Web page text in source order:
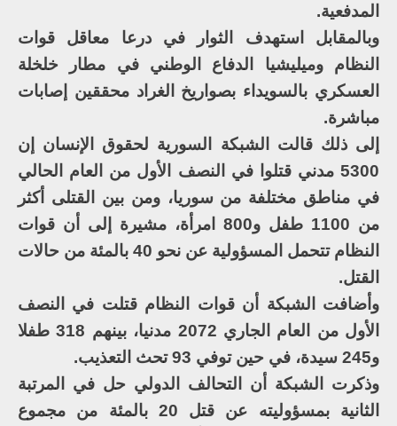
المدفعية.
وبالمقابل استهدف الثوار في درعا معاقل قوات
النظام وميليشيا الدفاع الوطني في مطار خلخلة
العسكري بالسويداء بصواريخ الغراد محققين إصابات
مباشرة.
إلى ذلك قالت الشبكة السورية لحقوق الإنسان إن
5300 مدني قتلوا في النصف الأول من العام الحالي
في مناطق مختلفة من سوريا، ومن بين القتلى أكثر
من 1100 طفل و800 امرأة، مشيرة إلى أن قوات
النظام تتحمل المسؤولية عن نحو 40 بالمئة من حالات
القتل.
وأضافت الشبكة أن قوات النظام قتلت في النصف
الأول من العام الجاري 2072 مدنيا، بينهم 318 طفلا
و245 سيدة، في حين توفي 93 تحث التعذيب.
وذكرت الشبكة أن التحالف الدولي حل في المرتبة
الثانية بمسؤوليته عن قتل 20 بالمئة من مجموع